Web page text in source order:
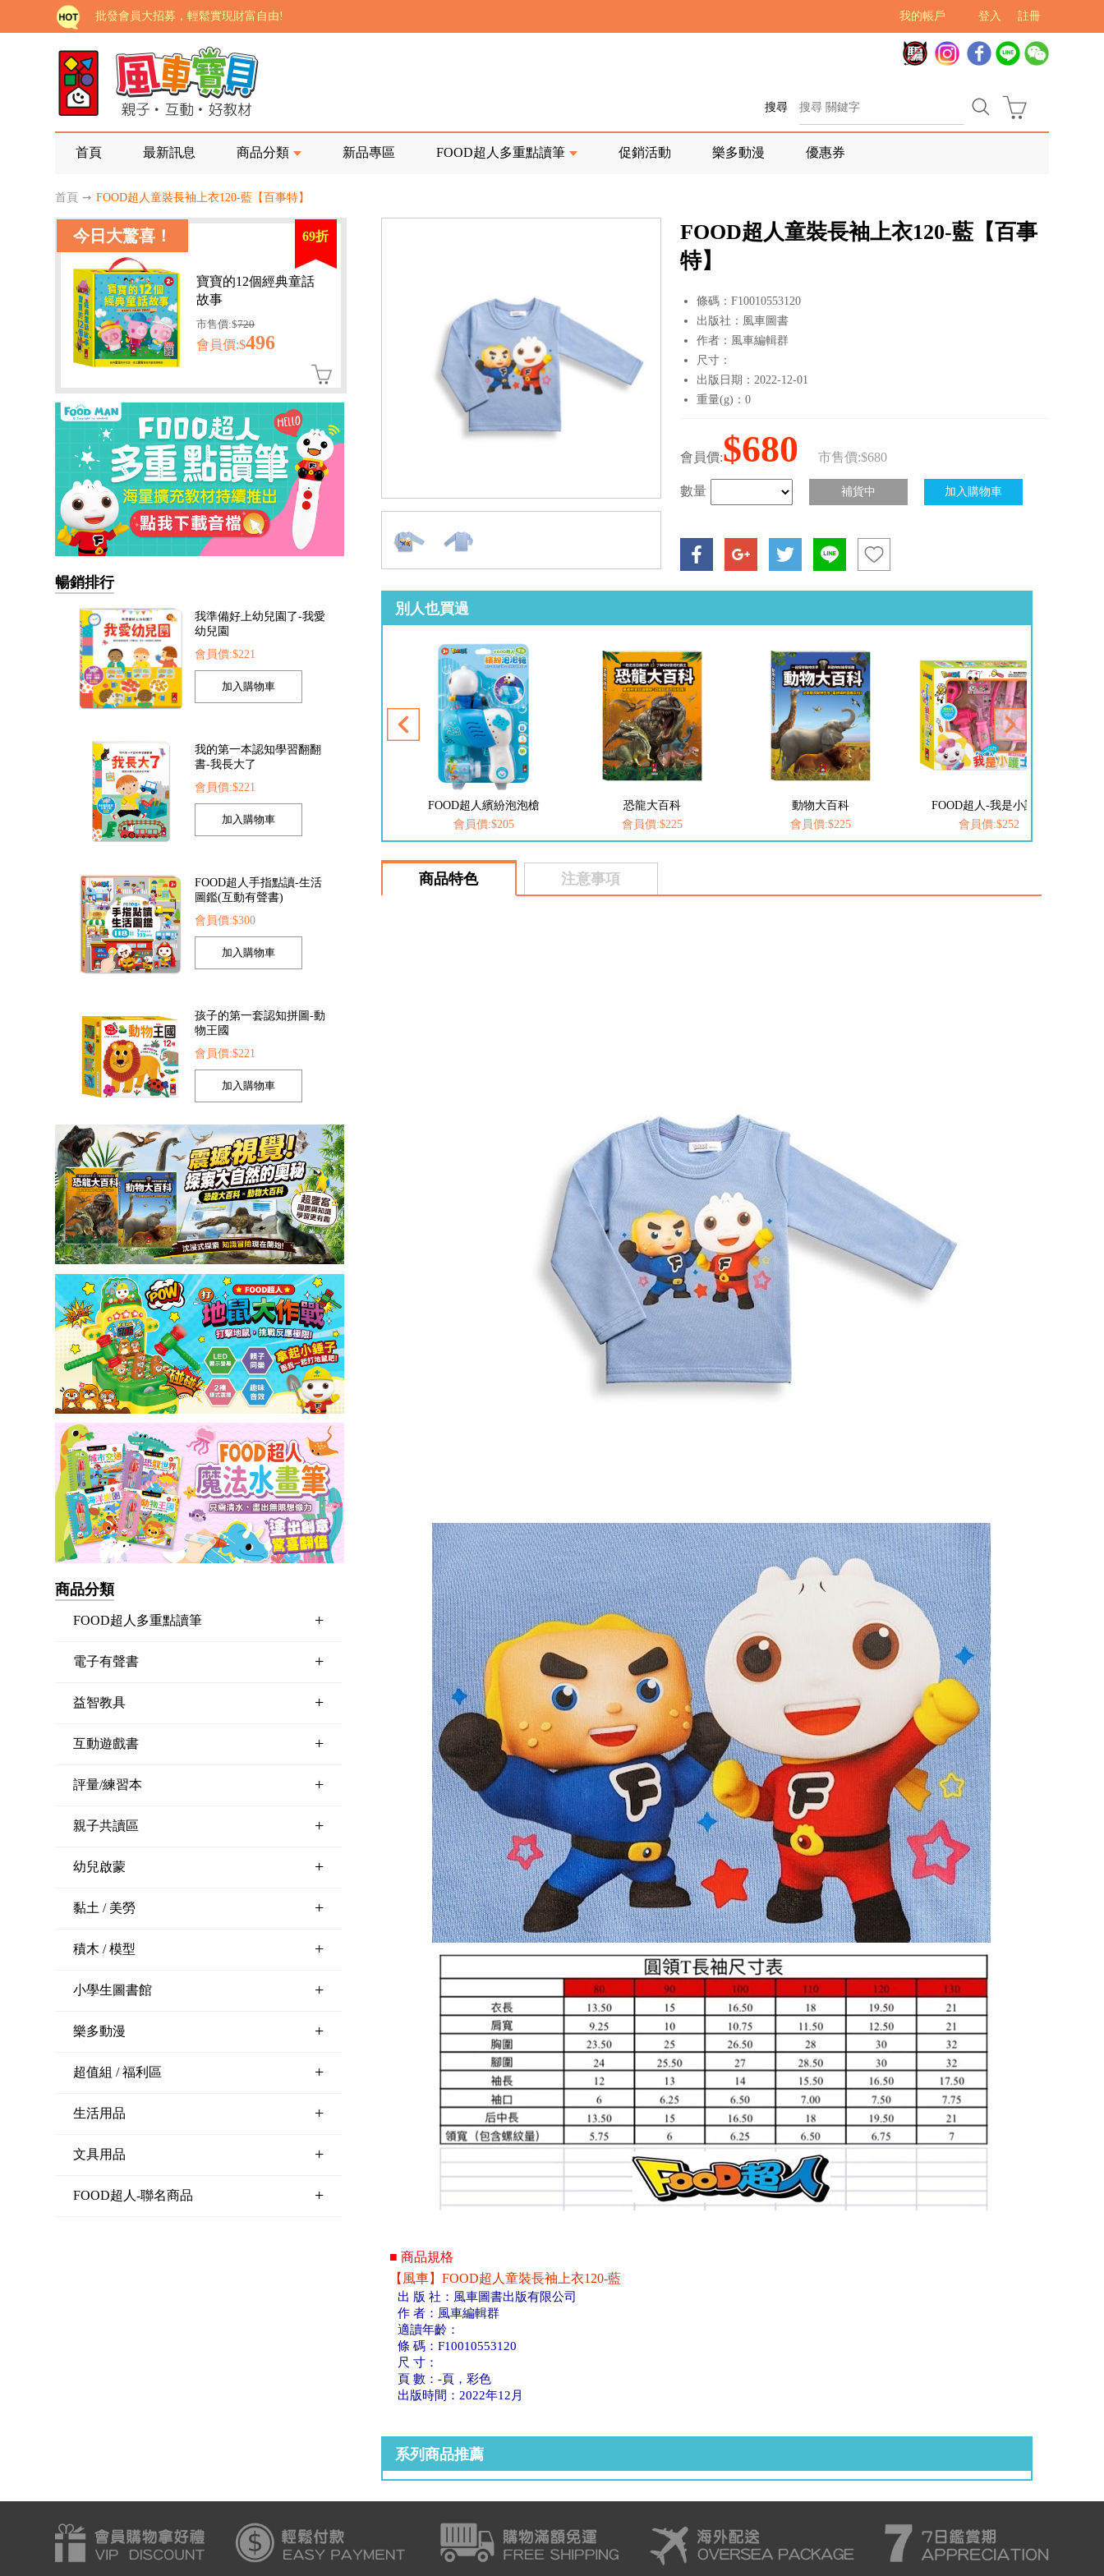
註冊
登入
我的帳戶
批發會員大招募，輕鬆實現財富自由!
如需更改或重開發票 需在訂單成立三天內通知客服 寄回發票需附上回郵郵票
老師您好!!幼教會員火熱招募中~
海外購物免煩惱！點我查看『海外購物流程說明』
家長樂了!「風車書版集團暨FOOD超人企業總部」目前正興建中!
老師您好!!幼教會員火熱招募中~
海外購物免煩惱！點我查看『海外購物流程說明』
搜尋
首頁 最新訊息 商品分類 新品專區 FOOD超人多重點讀筆 促銷活動 樂多動漫 優惠券
首頁 ➙ FOOD超人童裝長袖上衣120-藍【百事特】
今日大驚喜！ 69折
寶寶的12個經典童話
故事
市售價:$720
會員價:$496
暢銷排行
我準備好上幼兒園了-我愛
幼兒園
會員價:$221
我的第一本認知學習翻翻
書-我長大了
會員價:$221
FOOD超人手指點讀-生活
圖鑑(互動有聲書)
會員價:$300
孩子的第一套認知拼圖-動
物王國
會員價:$221
商品分類
FOOD超人多重點讀筆 +
電子有聲書 +
益智教具 +
互動遊戲書 +
評量/練習本 +
親子共讀區 +
幼兒啟蒙 +
黏土 / 美勞 +
積木 / 模型 +
小學生圖書館 +
樂多動漫 +
超值組 / 福利區 +
生活用品 +
文具用品 +
FOOD超人-聯名商品 +
FOOD超人童裝長袖上衣120-藍【百事
特】
條碼：F10010553120
出版社：風車圖書
作者：風車編輯群
尺寸：
出版日期：2022-12-01
重量(g)：0
會員價:$680 市售價:$680
數量
別人也買過
FOOD超人探索點讀筆
會員價:$1422
FOOD超人夢幻泡泡槍
FOOD超人繽紛泡泡槍
會員價:$205
恐龍大百科
會員價:$225
動物大百科
會員價:$225
FOOD超人-我是小護士
會員價:$252
商品特色 注意事項
■ 商品規格
【風車】FOOD超人童裝長袖上衣120-藍
出 版 社：風車圖書出版有限公司
作 者：風車編輯群
適讀年齡：
條 碼：F10010553120
尺 寸：
頁 數：-頁，彩色
出版時間：2022年12月
系列商品推薦